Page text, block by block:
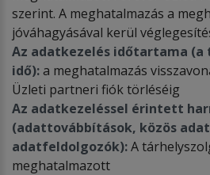
szerint. A meghatalmazás a
jóváhagyásával kerül
Az adatkezelés időtartama
idő):a meghatalmazás
Üzleti partneri fiók törléséig
Az adatkezeléssel érintett
(adattovábbítások, közös
adatfeldolgozók):A
meghatalmazott